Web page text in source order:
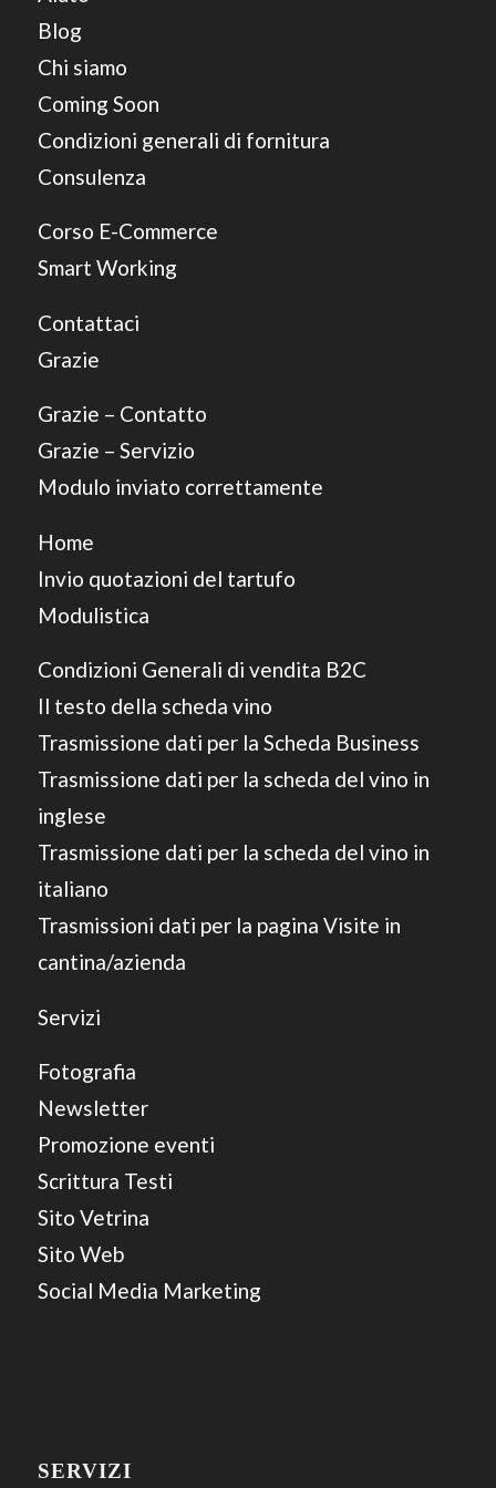
Blog
Chi siamo
Coming Soon
Condizioni generali di fornitura
Consulenza
Corso E-Commerce
Smart Working
Contattaci
Grazie
Grazie – Contatto
Grazie – Servizio
Modulo inviato correttamente
Home
Invio quotazioni del tartufo
Modulistica
Condizioni Generali di vendita B2C
Il testo della scheda vino
Trasmissione dati per la Scheda Business
Trasmissione dati per la scheda del vino in
inglese
Trasmissione dati per la scheda del vino in
italiano
Trasmissioni dati per la pagina Visite in
cantina/azienda
Servizi
Fotografia
Newsletter
Promozione eventi
Scrittura Testi
Sito Vetrina
Sito Web
Social Media Marketing
SERVIZI